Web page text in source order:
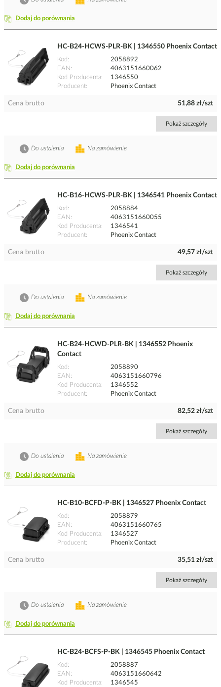
Dodaj do porównania
HC-B24-HCWS-PLR-BK | 1346550 Phoenix Contact
Kod
2058892
EAN
4063151660062
Kod Producenta
1346550
Producent
Phoenix Contact
Cena brutto 51,88 zł/szt
Pokaż szczegóły
Dodaj do porównania
Na zamówienie
Do ustalenia
HC-B16-HCWS-PLR-BK | 1346541 Phoenix Contact
Kod
2058884
EAN
4063151660055
Kod Producenta
1346541
Producent
Phoenix Contact
Cena brutto 49,57 zł/szt
Pokaż szczegóły
Dodaj do porównania
Na zamówienie
Do ustalenia
HC-B24-HCWD-PLR-BK | 1346552 Phoenix
Contact
Kod
2058890
EAN
4063151660796
Kod Producenta
1346552
Producent
Phoenix Contact
Cena brutto 82,52 zł/szt
Pokaż szczegóły
Dodaj do porównania
Na zamówienie
Do ustalenia
HC-B10-BCFD-P-BK | 1346527 Phoenix Contact
Kod
2058879
EAN
4063151660765
Kod Producenta
1346527
Producent
Phoenix Contact
Cena brutto 35,51 zł/szt
Pokaż szczegóły
Dodaj do porównania
Na zamówienie
Do ustalenia
HC-B24-BCFS-P-BK | 1346545 Phoenix Contact
Kod
2058887
EAN
4063151660642
Kod Producenta
1346545